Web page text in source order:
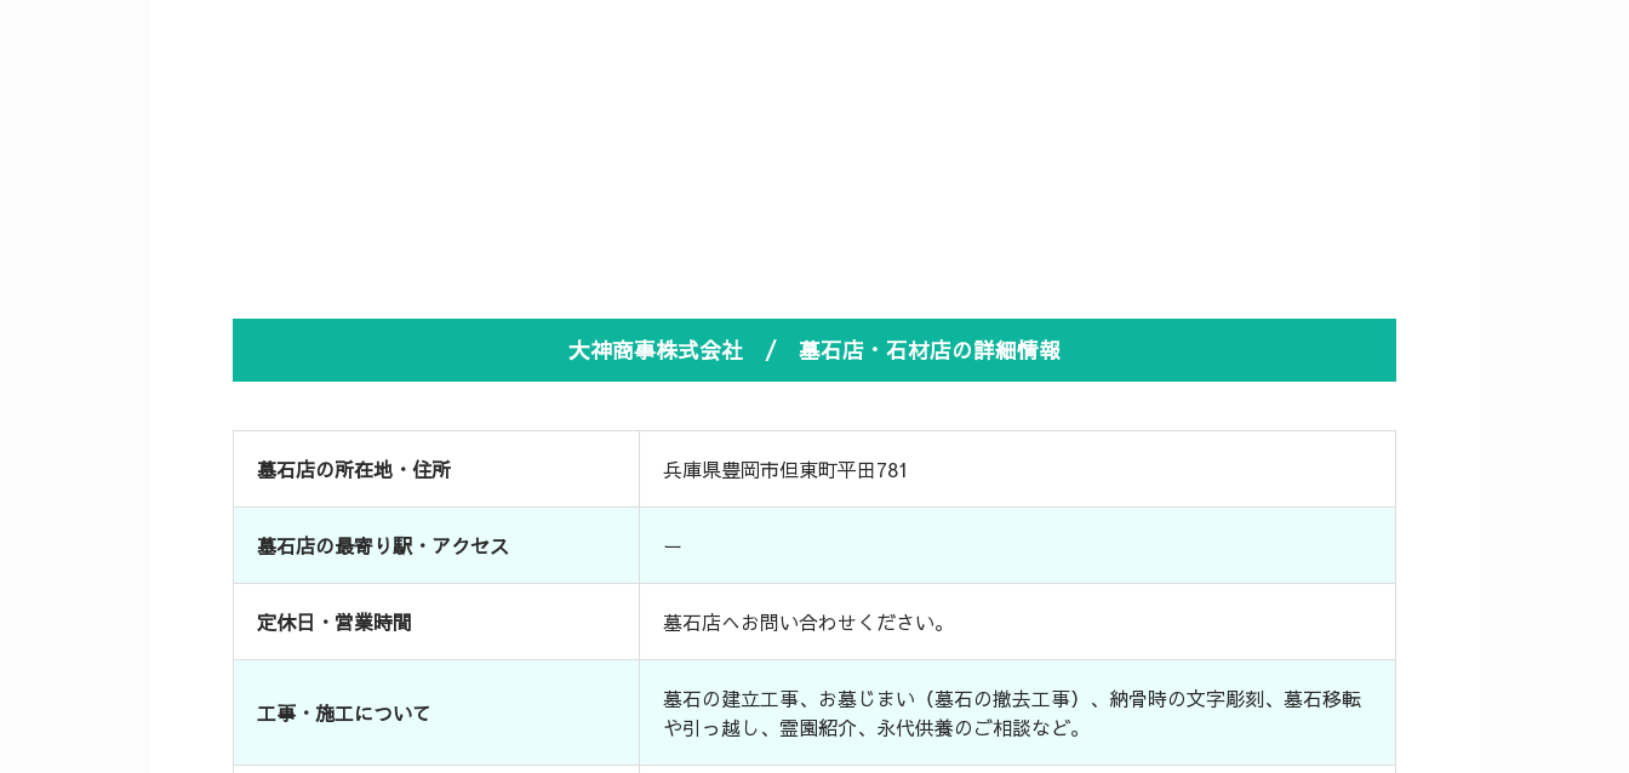
大神商事株式会社 / 墓石店・石材店の詳細情報
墓石店の所在地・住所 兵庫県豊岡市但東町平田781
墓石店の最寄り駅・アクセス ー
定休日・営業時間 墓石店へお問い合わせください。
工事・施工について
墓石の建立工事、お墓じまい（墓石の撤去工事）、納骨時の文字彫刻、墓石移転
や引っ越し、霊園紹介、永代供養のご相談など。